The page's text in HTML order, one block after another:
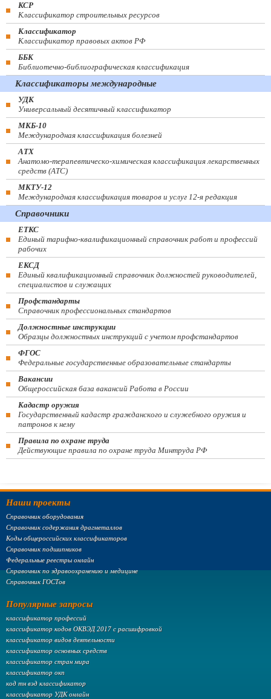
КСР
Классификатор строительных ресурсов
Классификатор
Классификатор правовых актов РФ
ББК
Библиотечно-библиографическая классификация
Классификаторы международные
УДК
Универсальный десятичный классификатор
МКБ-10
Международная классификация болезней
АТХ
Анатомо-терапевтическо-химическая классификация лекарственных
средств (ATC)
МКТУ-12
Международная классификация товаров и услуг 12-я редакция
Справочники
ЕТКС
Единый тарифно-квалификационный справочник работ и профессий
рабочих
ЕКСД
Единый квалификационный справочник должностей руководителей,
специалистов и служащих
Профстандарты
Справочник профессиональных стандартов
Должностные инструкции
Образцы должностных инструкций с учетом профстандартов
ФГОС
Федеральные государственные образовательные стандарты
Вакансии
Общероссийская база вакансий Работа в России
Кадастр оружия
Государственный кадастр гражданского и служебного оружия и
патронов к нему
Правила по охране труда
Действующие правила по охране труда Минтруда РФ
Наши проекты
Справочник оборудования
Справочник содержания драгметаллов
Коды общероссийских классификаторов
Справочник подшипников
Федеральные реестры онлайн
Справочник по здравоохранению и медицине
Справочник ГОСТов
Популярные запросы
классификатор профессий
классификатор кодов ОКВЭД 2017 с расшифровкой
классификатор видов деятельности
классификатор основных средств
классификатор стран мира
классификатор окп
код тн вэд классификатор
классификатор УДК онлайн